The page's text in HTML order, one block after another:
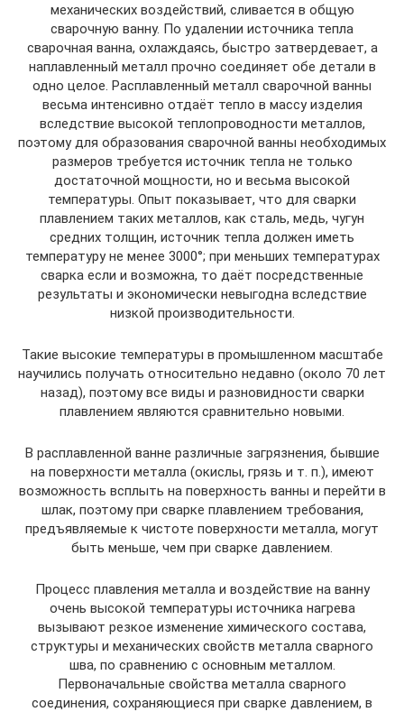
механических воздействий, сливается в общую
сварочную ванну. По удалении источника тепла
сварочная ванна, охлаждаясь, быстро затвердевает, а
наплавленный металл прочно соединяет обе детали в
одно целое. Расплавленный металл сварочной ванны
весьма интенсивно отдаёт тепло в массу изделия
вследствие высокой теплопроводности металлов,
поэтому для образования сварочной ванны необходимых
размеров требуется источник тепла не только
достаточной мощности, но и весьма высокой
температуры. Опыт показывает, что для сварки
плавлением таких металлов, как сталь, медь, чугун
средних толщин, источник тепла должен иметь
температуру не менее 3000°; при меньших температурах
сварка если и возможна, то даёт посредственные
результаты и экономически невыгодна вследствие
низкой производительности.
Такие высокие температуры в промышленном масштабе
научились получать относительно недавно (около 70 лет
назад), поэтому все виды и разновидности сварки
плавлением являются сравнительно новыми.
В расплавленной ванне различные загрязнения, бывшие
на поверхности металла (окислы, грязь и т. п.), имеют
возможность всплыть на поверхность ванны и перейти в
шлак, поэтому при сварке плавлением требования,
предъявляемые к чистоте поверхности металла, могут
быть меньше, чем при сварке давлением.
Процесс плавления металла и воздействие на ванну
очень высокой температуры источника нагрева
вызывают резкое изменение химического состава,
структуры и механических свойств металла сварного
шва, по сравнению с основным металлом.
Первоначальные свойства металла сварного
соединения, сохраняющиеся при сварке давлением, в